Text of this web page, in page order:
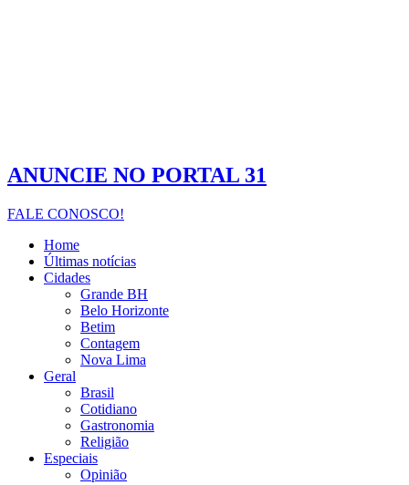
ANUNCIE NO PORTAL 31
FALE CONOSCO!
Home
Últimas notícias
Cidades
Grande BH
Belo Horizonte
Betim
Contagem
Nova Lima
Geral
Brasil
Cotidiano
Gastronomia
Religião
Especiais
Opinião